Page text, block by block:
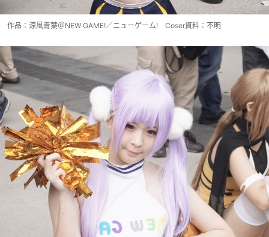
作品：涼風青葉＠NEW GAME!／ニューゲーム! Coser資料：不明